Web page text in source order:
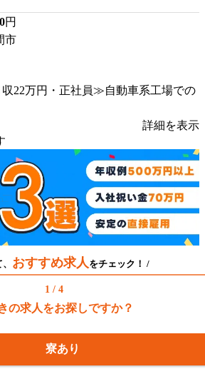
円
市
22万円・正社員≫自動車系工場での
詳細を表示
おすすめ求人 をチェック！ /
1 / 4
の求人をお探しですか？
寮あり